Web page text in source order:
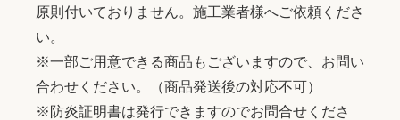
原則付いておりません。施工業者様へご依頼くださ
い。
※一部ご用意できる商品もございますので、お問い
合わせください。（商品発送後の対応不可）
※防炎証明書は発行できますのでお問合せくださ